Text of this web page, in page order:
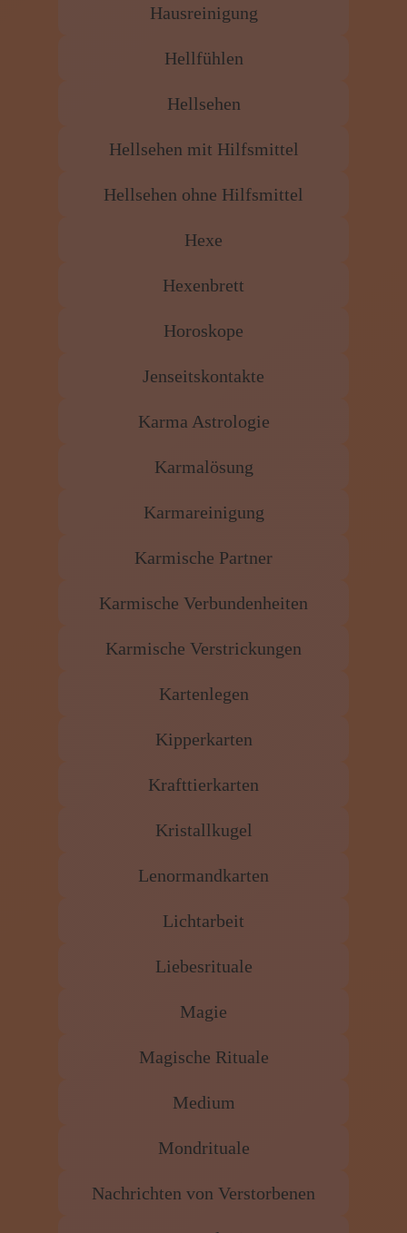
Hausreinigung
Hellfühlen
Hellsehen
Hellsehen mit Hilfsmittel
Hellsehen ohne Hilfsmittel
Hexe
Hexenbrett
Horoskope
Jenseitskontakte
Karma Astrologie
Karmalösung
Karmareinigung
Karmische Partner
Karmische Verbundenheiten
Karmische Verstrickungen
Kartenlegen
Kipperkarten
Krafttierkarten
Kristallkugel
Lenormandkarten
Lichtarbeit
Liebesrituale
Magie
Magische Rituale
Medium
Mondrituale
Nachrichten von Verstorbenen